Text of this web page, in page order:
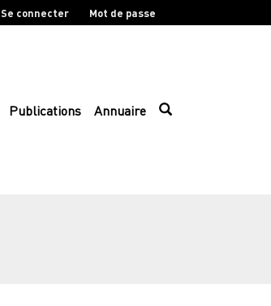
Se connecter Mot de passe
Publications Annuaire